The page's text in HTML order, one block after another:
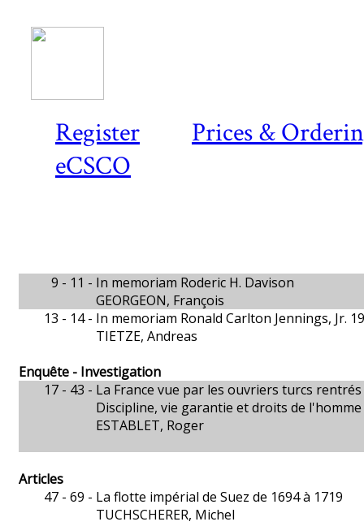
Register
Prices &
eCSCO
9 - 11 - In memoriam Roderic H. Davison
GEORGEON, François
13 - 14 - In memoriam Ronald Carlton Jennings, Jr.
TIETZE, Andreas
Enquête - Investigation
17 - 43 - La France vue par les ouvriers turcs
Discipline, vie garantie et droits de l'homme
ESTABLET, Roger
Articles
47 - 69 - La flotte impérial de Suez de 1694 à 1719
TUCHSCHERER, Michel